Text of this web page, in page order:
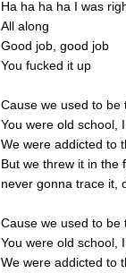
Ha ha ha ha I was
All along
Good job good job
You fucked it up
Cause we used to be
You were old school I
We were addicted to
But we threw it in the
never gonna trace it
Cause we used to be
You were old school I
We were addicted to